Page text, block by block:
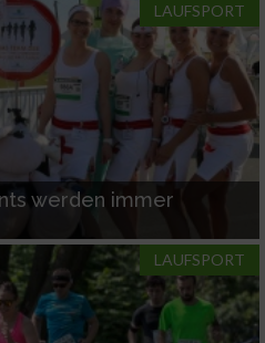
LAUFSPORT
werden immer
LAUFSPORT